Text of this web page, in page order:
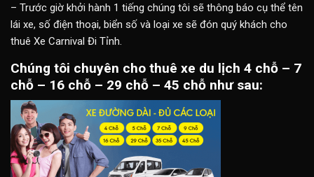
– Trước giờ khởi hành 1 tiếng chúng tôi sẽ thông báo cụ thể tên
lái xe, số điện thoại, biển số và loại xe sẽ đón quý khách cho
thuê Xe Carnival Đi Tỉnh.
Chúng tôi chuyên cho thuê xe du lịch 4 chỗ – 7
chỗ – 16 chỗ – 29 chỗ – 45 chỗ như sau: